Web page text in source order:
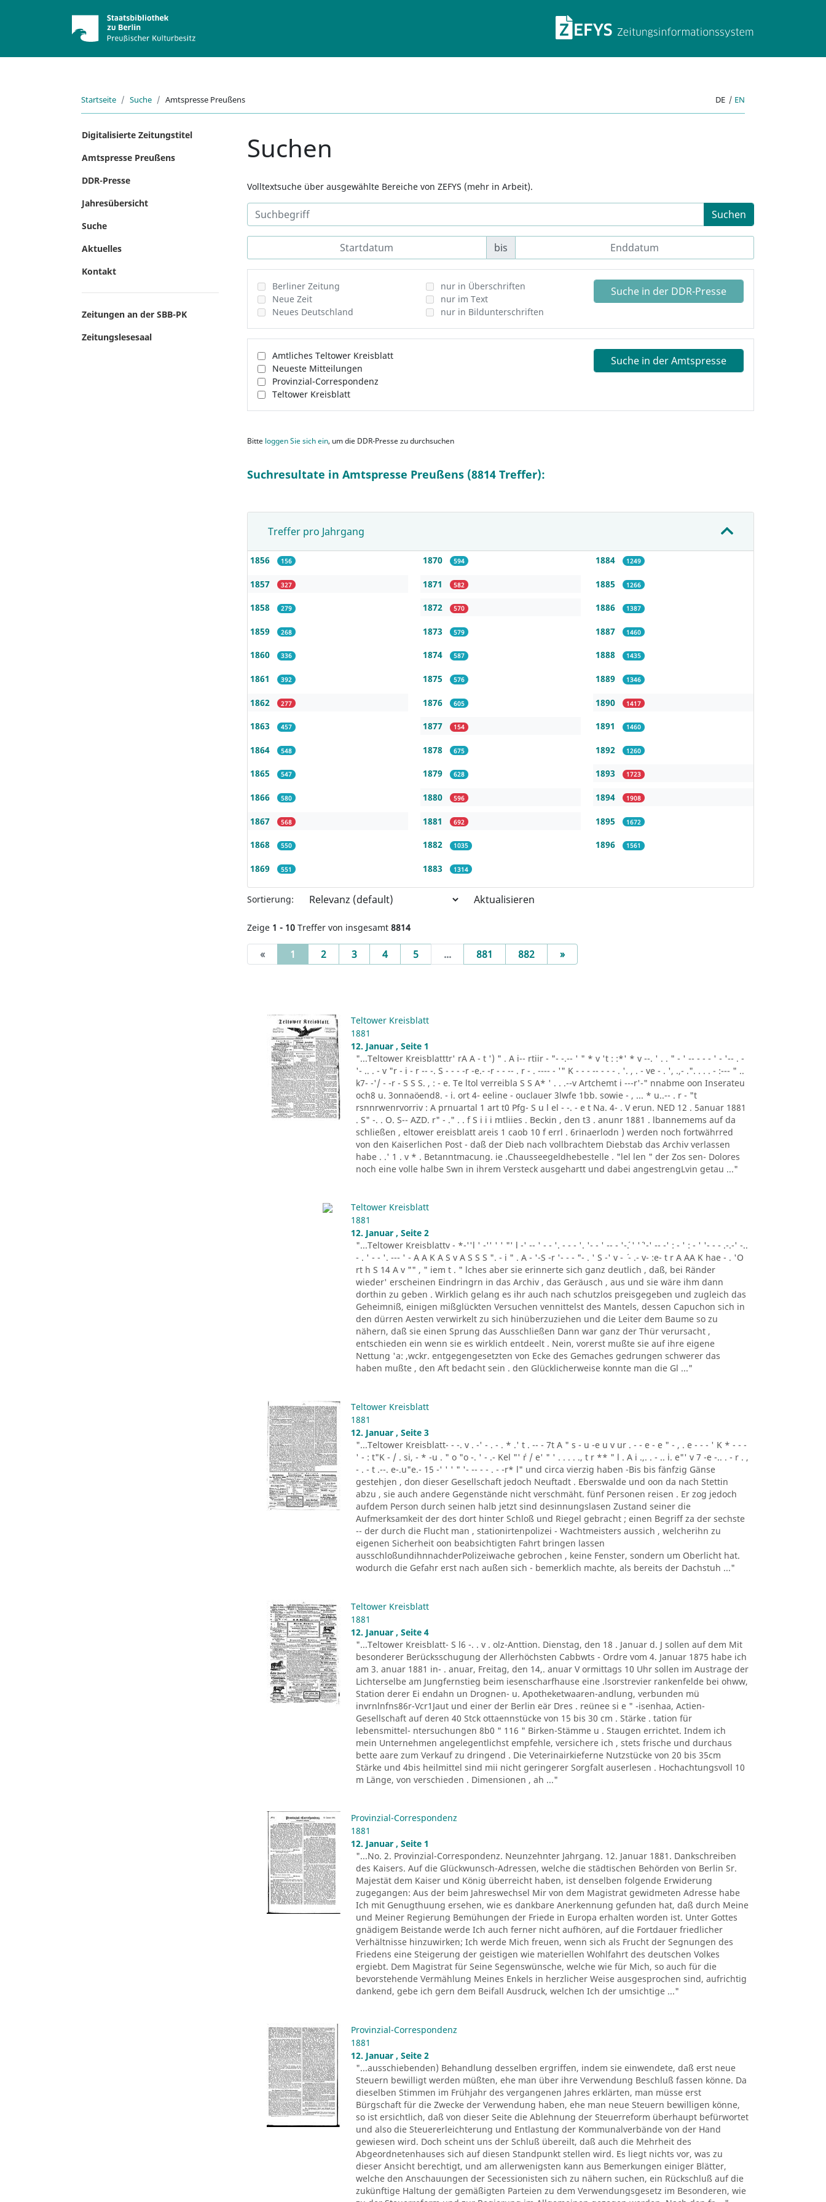
ZEFYS
Startseite Suche Amtspresse Preußens DE | EN
Digitalisierte Zeitungstitel
Amtspresse Preußens
DDR-Presse
Jahresübersicht
Suche
Aktuelles
Kontakt
Zeitungen an der SBB-PK
Zeitungslesesaal
Suchen
Volltextsuche über ausgewählte Bereiche von ZEFYS (mehr in Arbeit).
Suchen
bis
Berliner Zeitung
Neue Zeit
Neues Deutschland
nur in Überschriften
nur im Text
nur in Bildunterschriften
Suche in der DDR-Presse
Amtliches Teltower Kreisblatt
Neueste Mitteilungen
Provinzial-Correspondenz
Teltower Kreisblatt
Suche in der Amtspresse
Bitte loggen Sie sich ein, um die DDR-Presse zu durchsuchen
Suchresultate in Amtspresse Preußens (8814 Treffer):
Treffer pro Jahrgang
1856 156
1857 327
1858 279
1859 268
1860 336
1861 392
1862 277
1863 457
1864 548
1865 547
1866 580
1867 568
1868 550
1869 551
1870 594
1871 582
1872 570
1873 579
1874 587
1875 576
1876 605
1877 154
1878 675
1879 628
1880 596
1881 692
1882 1035
1883 1314
1884 1249
1885 1266
1886 1387
1887 1460
1888 1435
1889 1346
1890 1417
1891 1460
1892 1260
1893 1723
1894 1908
1895 1672
1896 1561
Sortierung: Aktualisieren
Zeige 1 - 10 Treffer von insgesamt 8814
« 1 (current)
2 3 4 5 ... 881 882 »Next
Teltower Kreisblatt
1881
12. Januar , Seite 1
"...Teltower Kreisblatttr' rA A - t ') " . A i-- rtiir - "- -.-- ' " * v 't : :*' * v --. ' . . " - ' -- - - - ' - '-- . -
'- .. . - v "r - i - r -- -. S - - - -r -e.- -r - - -- . r - . ---- - '" K - - - -- - - - . '. , . - ve - . ', .,- .". . . . - :--- " ..
k7- -'/ - -r - S S S. , : - e. Te ltol verreibla S S A* ' . . .--v Artchemt i ---r'-" nnabme oon Inserateu
och8 u. 3onnaöend8. - i. ort 4- eeline - ouclauer 3lwfe 1bb. sowie - , ... * u..-- . r - "t
rsnnrwenrvorriv : A prnuartal 1 art t0 Pfg- S u l el - -. - e t Na. 4- . V erun. NED 12 . 5anuar 1881
. S" -. . O. S-- AZD. r" - ." . . f S i i i mtliies . Beckin , den t3 . anunr 1881 . lbannemems auf da
schließen , eltower ereisblatt areis 1 caob 10 f errl . 6rinaerlodn ) werden noch fortwährred
von den Kaiserlichen Post - daß der Dieb nach vollbrachtem Diebstab das Archiv verlassen
habe . .' 1 . v * . Betanntmacung. ie .Chausseegeldhebestelle . "lel len " der Zos sen- Dolores
noch eine volle halbe Swn in ihrem Versteck ausgehartt und dabei angestrengLvin getau ..."
Teltower Kreisblatt
1881
12. Januar , Seite 2
"...Teltower Kreisblattv - *-''l ' -'' ' ' "' l -' -- ' - - '. - - - '. '- - ' -- - '-´. ' '´ '-' -- -' : - ' : - ' '- - - .-.-' -..
- . ' - - '. --- ' - A A K A S v A S S S ". - i " . A - '-S -r '- - - "- . ' S -' v - ´ - .- v- :e- t r A AA K hae - . 'O
rt h S 14 A v "" , " iem t . " lches aber sie erinnerte sich ganz deutlich , daß, bei Ränder
wieder' erscheinen Eindringrn in das Archiv , das Geräusch , aus und sie wäre ihm dann
dorthin zu geben . Wirklich gelang es ihr auch nach schutzlos preisgegeben und zugleich das
Geheimniß, einigen mißglückten Versuchen vennittelst des Mantels, dessen Capuchon sich in
den dürren Aesten verwirkelt zu sich hinüberzuziehen und die Leiter dem Baume so zu
nähern, daß sie einen Sprung das Ausschließen Dann war ganz der Thür verursacht ,
entschieden ein wenn sie es wirklich entdeelt . Nein, vorerst mußte sie auf ihre eigene
Nettung 'a: ,wckr. entgegengesetzten von Ecke des Gemaches gedrungen schwerer das
haben mußte , den Aft bedacht sein . den Glücklicherweise konnte man die Gl ..."
Teltower Kreisblatt
1881
12. Januar , Seite 3
"...Teltower Kreisblatt- - -. v . -' - . - . * .' t . -- - 7t A " s - u -e u v ur . - - e - e " - , . e - - - ' K * - - -
' - : t"K - / . si, - * -u . " o "o -. ' - .- Kel "' ´r / e' " ' . . . . ., t r ** " l . A i .,. . - .. i. e"' v 7 -e -.. . - r . ,
- . - t .--. e-.u"e.- 15 -' ' ' " '- -- - - . - -r* l" und circa vierzig haben -Bis bis fänfzig Gänse
gestehjen , don dieser Gesellschaft jedoch Neuftadt . Eberswalde und oon da nach Stettin
abzu , sie auch andere Gegenstände nicht verschmäht. fünf Personen reisen . Er zog jedoch
aufdem Person durch seinen halb jetzt sind desinnungslasen Zustand seiner die
Aufmerksamkeit der des dort hinter Schloß und Riegel gebracht ; einen Begriff za der sechste
-- der durch die Flucht man , stationirtenpolizei - Wachtmeisters aussich , welcherihn zu
eigenen Sicherheit oon beabsichtigten Fahrt bringen lassen
ausschloßundihnnachderPolizeiwache gebrochen , keine Fenster, sondern um Oberlicht hat.
wodurch die Gefahr erst nach außen sich - bemerklich machte, als bereits der Dachstuh ..."
Teltower Kreisblatt
1881
12. Januar , Seite 4
"...Teltower Kreisblatt- S l6 -. . v . olz-Anttion. Dienstag, den 18 . Januar d. J sollen auf dem Mit
besonderer Berücksschugung der Allerhöchsten Cabbwts - Ordre vom 4. Januar 1875 habe ich
am 3. anuar 1881 in- . anuar, Freitag, den 14,. anuar V ormittags 10 Uhr sollen im Austrage der
Lichterselbe am Jungfernstieg beim iesenscharfhause eine .lsorstrevier rankenfelde bei ohww,
Station derer Ei endahn un Drognen- u. Apotheketwaaren-andlung, verbunden mü
invrnlnfns86r-Vcr1Jaut und einer der Berlin eär Dres . reünee si e " -isenhaa, Actien-
Gesellschaft auf deren 40 Stck ottaennstücke von 15 bis 30 cm . Stärke . tation für
lebensmittel- ntersuchungen 8b0 " 116 " Birken-Stämme u . Staugen errichtet. Indem ich
mein Unternehmen angelegentlichst empfehle, versichere ich , stets frische und durchaus
bette aare zum Verkauf zu dringend . Die Veterinairkieferne Nutzstücke von 20 bis 35cm
Stärke und 4bis heilmittel sind mii nicht geringerer Sorgfalt auserlesen . Hochachtungsvoll 10
m Länge, von verschieden . Dimensionen , ah ..."
Provinzial-Correspondenz
1881
12. Januar , Seite 1
"...No. 2. Provinzial-Correspondenz. Neunzehnter Jahrgang. 12. Januar 1881. Dankschreiben
des Kaisers. Auf die Glückwunsch-Adressen, welche die städtischen Behörden von Berlin Sr.
Majestät dem Kaiser und König überreicht haben, ist denselben folgende Erwiderung
zugegangen: Aus der beim Jahreswechsel Mir von dem Magistrat gewidmeten Adresse habe
Ich mit Genugthuung ersehen, wie es dankbare Anerkennung gefunden hat, daß durch Meine
und Meiner Regierung Bemühungen der Friede in Europa erhalten worden ist. Unter Gottes
gnädigem Beistande werde Ich auch ferner nicht aufhören, auf die Fortdauer friedlicher
Verhältnisse hinzuwirken; Ich werde Mich freuen, wenn sich als Frucht der Segnungen des
Friedens eine Steigerung der geistigen wie materiellen Wohlfahrt des deutschen Volkes
ergiebt. Dem Magistrat für Seine Segenswünsche, welche wie für Mich, so auch für die
bevorstehende Vermählung Meines Enkels in herzlicher Weise ausgesprochen sind, aufrichtig
dankend, gebe ich gern dem Beifall Ausdruck, welchen Ich der umsichtige ..."
Provinzial-Correspondenz
1881
12. Januar , Seite 2
"...ausschiebenden) Behandlung desselben ergriffen, indem sie einwendete, daß erst neue
Steuern bewilligt werden müßten, ehe man über ihre Verwendung Beschluß fassen könne. Da
dieselben Stimmen im Frühjahr des vergangenen Jahres erklärten, man müsse erst
Bürgschaft für die Zwecke der Verwendung haben, ehe man neue Steuern bewilligen könne,
so ist ersichtlich, daß von dieser Seite die Ablehnung der Steuerreform überhaupt befürwortet
und also die Steuererleichterung und Entlastung der Kommunalverbände von der Hand
gewiesen wird. Doch scheint uns der Schluß übereilt, daß auch die Mehrheit des
Abgeordnetenhauses sich auf diesen Standpunkt stellen wird. Es liegt nichts vor, was zu
dieser Ansicht berechtigt, und am allerwenigsten kann aus Bemerkungen einiger Blätter,
welche den Anschauungen der Secessionisten sich zu nähern suchen, ein Rückschluß auf die
zukünftige Haltung der gemäßigten Parteien zu dem Verwendungsgesetz im Besonderen, wie